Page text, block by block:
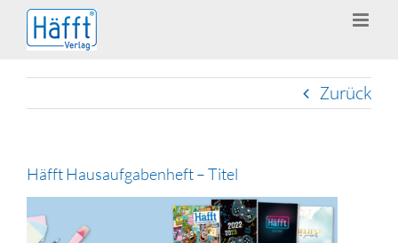
Zum
Inhalt
springen
Zurück
Häfft Hausaufgabenheft – Titel